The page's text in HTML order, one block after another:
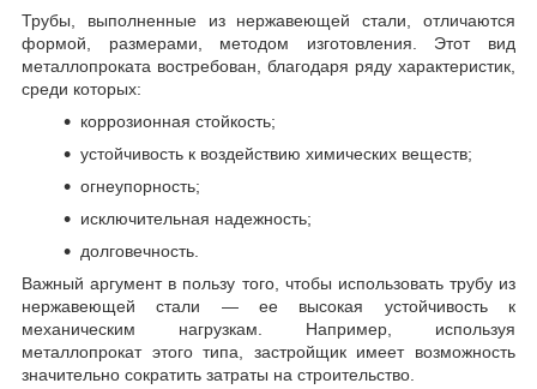
Трубы, выполненные из нержавеющей стали, отличаются
формой, размерами, методом изготовления. Этот вид
металлопроката востребован, благодаря ряду характеристик,
среди которых:
коррозионная стойкость;
устойчивость к воздействию химических веществ;
огнеупорность;
исключительная надежность;
долговечность.
Важный аргумент в пользу того, чтобы использовать трубу из
нержавеющей стали — ее высокая устойчивость к
механическим нагрузкам. Например, используя
металлопрокат этого типа, застройщик имеет возможность
значительно сократить затраты на строительство.